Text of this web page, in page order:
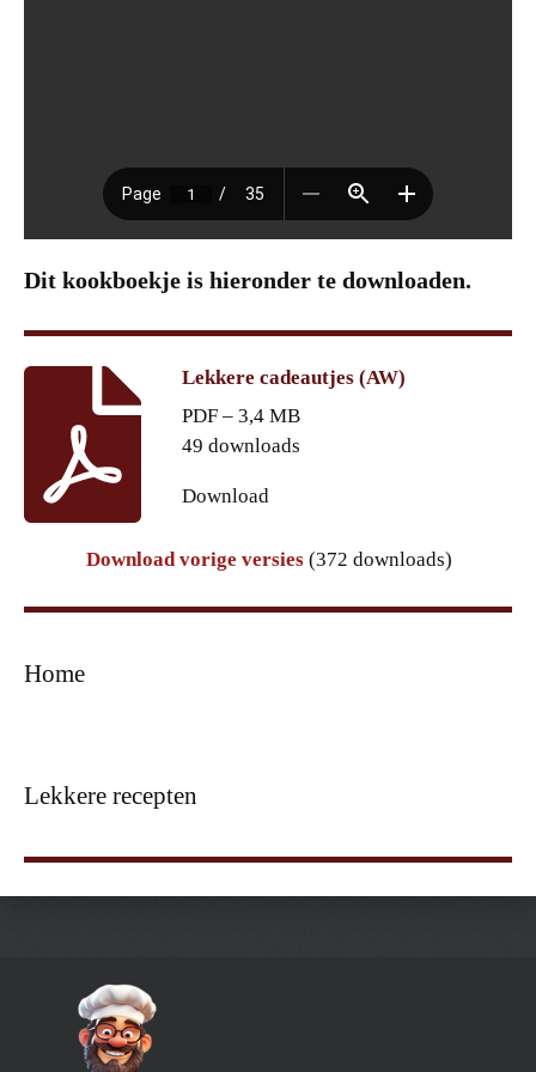
Dit kookboekje is hieronder te downloaden.
Lekkere cadeautjes (AW)
PDF – 3,4 MB
49 downloads
Download
Download vorige versies (372 downloads)
Home
Lekkere recepten